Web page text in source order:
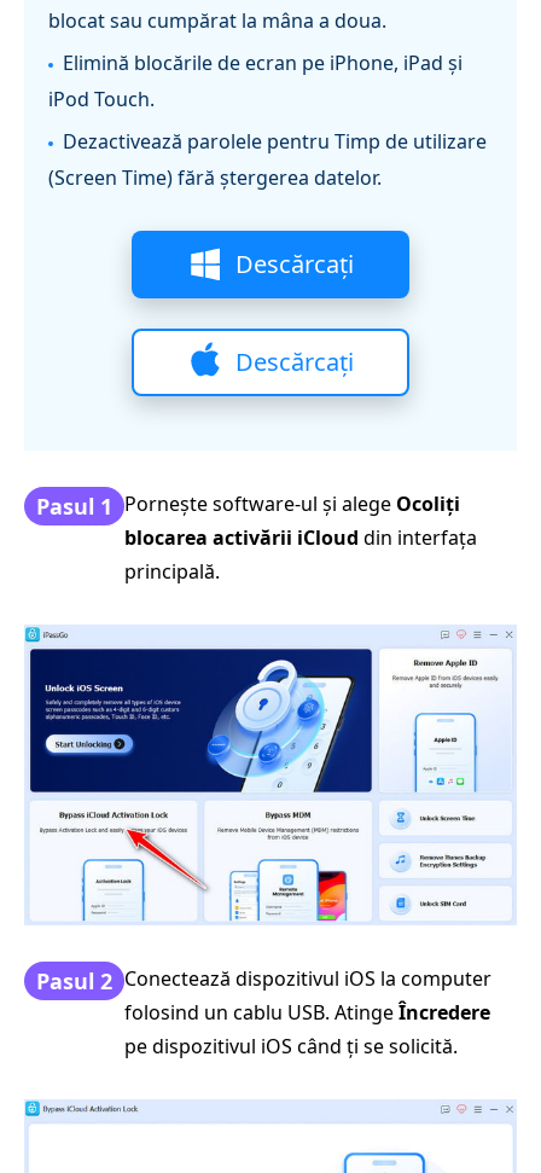
blocat sau cumpărat la mâna a doua.
Elimină blocările de ecran pe iPhone, iPad și
iPod Touch.
Dezactivează parolele pentru Timp de utilizare
(Screen Time) fără ștergerea datelor.
Descărcați
Descărcați
Pasul 1 Pornește software-ul și alege Ocoliți
blocarea activării iCloud din interfața
principală.
Pasul 2 Conectează dispozitivul iOS la computer
folosind un cablu USB. AtingeÎncredere
pe dispozitivul iOS când ți se solicită.